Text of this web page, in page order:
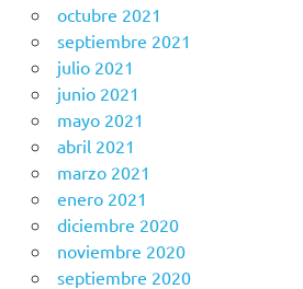
octubre 2021
septiembre 2021
julio 2021
junio 2021
mayo 2021
abril 2021
marzo 2021
enero 2021
diciembre 2020
noviembre 2020
septiembre 2020